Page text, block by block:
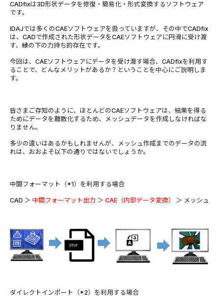
CADfixは3D形状データを修復・簡易化・形式変換するソフトウェア
です。
IDAJでは多くのCAEソフトウェアを扱っていますが、その中でCADfix
は、CADで作成された形状データをCAEソフトウェアに円滑に受け渡
す、縁の下の力持ち的存在です。
今回は、CAEソフトウェアにデータを受け渡す場合、CADfixを利用す
ることで、どんなメリットがあるか？ということを中心にご説明しま
す。
皆さまご存知のように、ほとんどのCAEソフトウェアは、結果を得る
ためにデータを離散化するため、メッシュデータを作成しなければな
りません。
多少の違いはあるかもしれませんが、メッシュ作成までのデータの流
れは、おおよそ以下の通りではないでしょうか。
中間フォーマット（*1）を利用する場合
CAD ＞ 中間フォーマット出力 ＞ CAE（内部データ変換） ＞ メッシュ
ダイレクトインポート（*2）を利用する場合